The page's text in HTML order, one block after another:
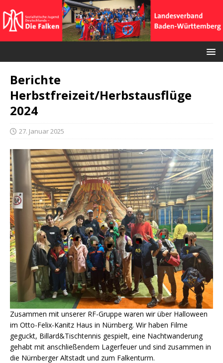
Berichte
Herbstfreizeit/Herbstausflüge
2024
27. Januar 2025
Zusammen mit unserer RF-Gruppe waren wir über Halloween
im Otto-Felix-Kanitz Haus in Nürnberg. Wir haben Filme
geguckt, Billard&Tischtennis gespielt, eine Nachtwanderung
gehabt mit anschließendem Lagerfeuer und sind zusammen in
die Nürnberger Altstadt und zum Falkenturm.